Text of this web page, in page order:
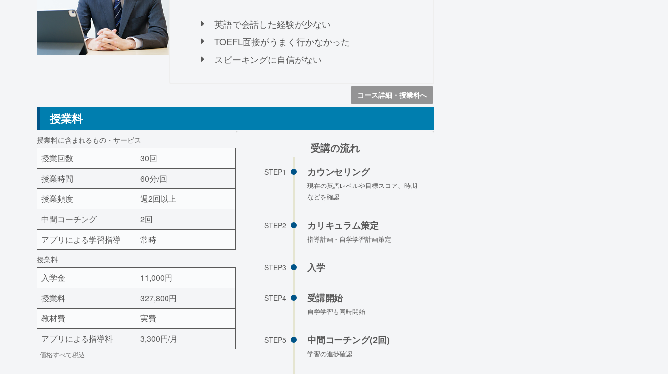
英語で会話した経験が少ない
TOEFL面接がうまく行かなかった
スピーキングに自信がない
コース詳細・授業料へ
授業料
授業料に含まれるもの・サービス
授業回数
30回
授業時間
60分/回
授業頻度
週2回以上
中間コーチング
2回
アプリによる学習指導
常時
授業料
入学金
11,000円
授業料
327,800円
教材費
実費
アプリによる指導料
3,300円/月
価格すべて税込
受講の流れ
STEP1 カウンセリング
現在の英語レベルや目標スコア、時期
などを確認
STEP2 カリキュラム策定
指導計画・自学学習計画策定
STEP3 入学
STEP4 受講開始
自学学習も同時開始
STEP5 中間コーチング(2回)
学習の進捗確認